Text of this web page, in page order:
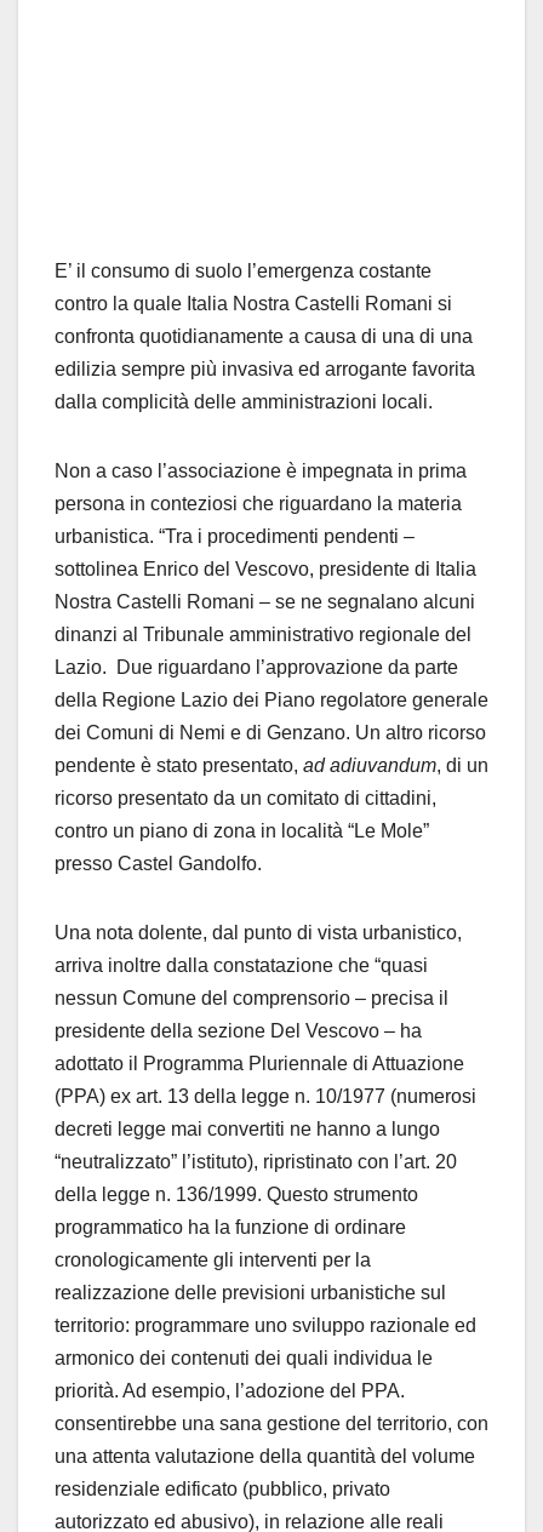
E’ il consumo di suolo l’emergenza costante
contro la quale Italia Nostra Castelli Romani si
confronta quotidianamente a causa di una di una
edilizia sempre più invasiva ed arrogante favorita
dalla complicità delle amministrazioni locali.
Non a caso l’associazione è impegnata in prima
persona in conteziosi che riguardano la materia
urbanistica. “Tra i procedimenti pendenti –
sottolinea Enrico del Vescovo, presidente di Italia
Nostra Castelli Romani – se ne segnalano alcuni
dinanzi al Tribunale amministrativo regionale del
Lazio. Due riguardano l’approvazione da parte
della Regione Lazio dei Piano regolatore generale
dei Comuni di Nemi e di Genzano. Un altro ricorso
pendente è stato presentato, ad adiuvandum, di un
ricorso presentato da un comitato di cittadini,
contro un piano di zona in località “Le Mole”
presso Castel Gandolfo.
Una nota dolente, dal punto di vista urbanistico,
arriva inoltre dalla constatazione che “quasi
nessun Comune del comprensorio – precisa il
presidente della sezione Del Vescovo – ha
adottato il Programma Pluriennale di Attuazione
(PPA) ex art. 13 della legge n. 10/1977 (numerosi
decreti legge mai convertiti ne hanno a lungo
“neutralizzato” l’istituto), ripristinato con l’art. 20
della legge n. 136/1999. Questo strumento
programmatico ha la funzione di ordinare
cronologicamente gli interventi per la
realizzazione delle previsioni urbanistiche sul
territorio: programmare uno sviluppo razionale ed
armonico dei contenuti dei quali individua le
priorità. Ad esempio, l’adozione del PPA.
consentirebbe una sana gestione del territorio, con
una attenta valutazione della quantità del volume
residenziale edificato (pubblico, privato
autorizzato ed abusivo), in relazione alle reali